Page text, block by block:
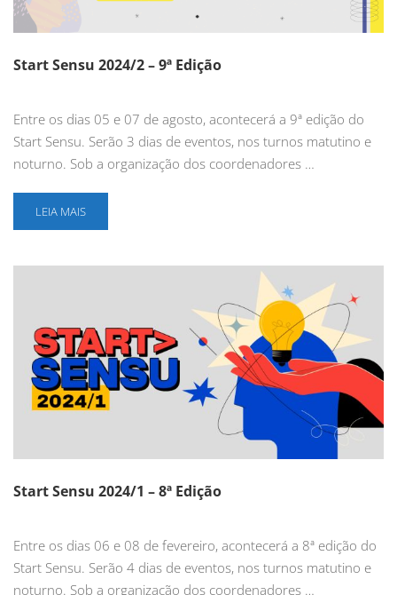
Start Sensu 2024/2 – 9ª Edição
Entre os dias 05 e 07 de agosto, acontecerá a 9ª edição do
Start Sensu. Serão 3 dias de eventos, nos turnos matutino e
noturno. Sob a organização dos coordenadores …
LEIA MAIS
Start Sensu 2024/1 – 8ª Edição
Entre os dias 06 e 08 de fevereiro, acontecerá a 8ª edição do
Start Sensu. Serão 4 dias de eventos, nos turnos matutino e
noturno. Sob a organização dos coordenadores …